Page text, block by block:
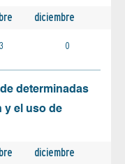
diciembre
3 0
determinadas
y el uso de
diciembre